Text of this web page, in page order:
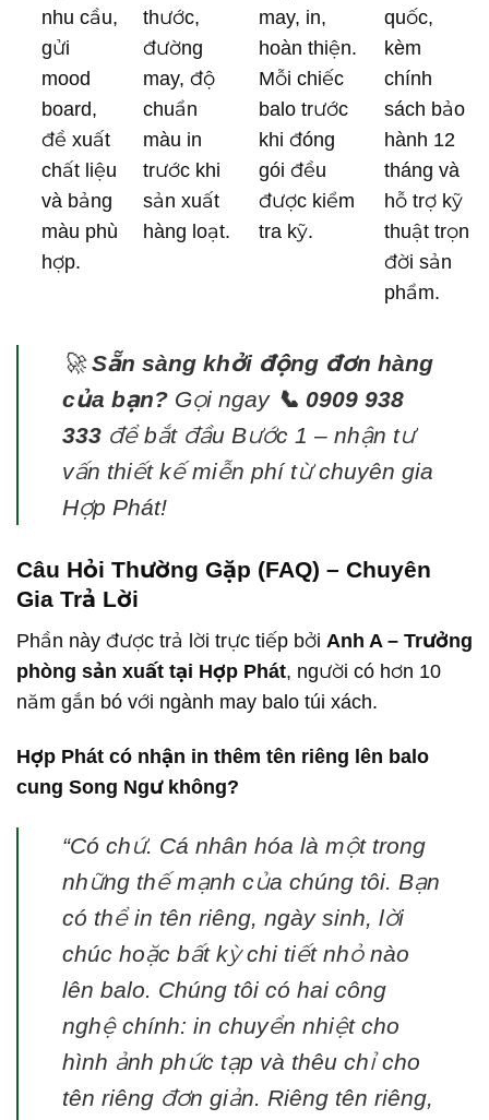
nhu cầu,
gửi
mood
board,
đề xuất
chất liệu
và bảng
màu phù
hợp.
thước,
đường
may, độ
chuẩn
màu in
trước khi
sản xuất
hàng loạt.
may, in,
hoàn thiện.
Mỗi chiếc
balo trước
khi đóng
gói đều
được kiểm
tra kỹ.
quốc,
kèm
chính
sách bảo
hành 12
tháng và
hỗ trợ kỹ
thuật trọn
đời sản
phẩm.
🚀Sẵn sàng khởi động đơn hàng
của bạn?Gọi ngay 📞 0909 938
333để bắt đầu Bước 1 – nhận tư
vấn thiết kế miễn phí từ chuyên gia
Hợp Phát!
Câu Hỏi Thường Gặp (FAQ) – Chuyên
Gia Trả Lời
Phần này được trả lời trực tiếp bởi Anh A – Trưởng
phòng sản xuất tại Hợp Phát, người có hơn 10
năm gắn bó với ngành may balo túi xách.
Hợp Phát có nhận in thêm tên riêng lên balo
cung Song Ngư không?
“Có chứ. Cá nhân hóa là một trong
những thế mạnh của chúng tôi. Bạn
có thể in tên riêng, ngày sinh, lời
chúc hoặc bất kỳ chi tiết nhỏ nào
lên balo. Chúng tôi có hai công
nghệ chính: in chuyển nhiệt cho
hình ảnh phức tạp và thêu chỉ cho
tên riêng đơn giản. Riêng tên riêng,